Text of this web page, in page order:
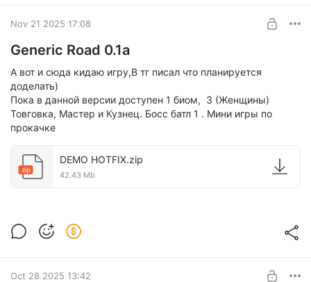
Nov 21 2025 17:08
Generic Road 0.1a
А вот и сюда кидаю игру,В тг писал что планируется
доделать)
Пока в данной версии доступен 1 биом, 3 (Женщины)
Товговка, Мастер и Кузнец. Босс батл 1 . Мини игры по
прокачке
zip
DEMO HOTFIX.zip
42.43 Mb
Oct 28 2025 13:42